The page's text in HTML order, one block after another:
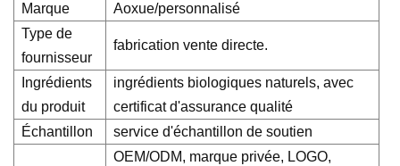
Marque
Aoxue/personnalisé
Type de
fournisseur
fabrication vente directe.
Ingrédients
du produit
ingrédients biologiques naturels, avec
certificat d'assurance qualité
Échantillon
service d'échantillon de soutien
OEM/ODM, marque privée, LOGO,